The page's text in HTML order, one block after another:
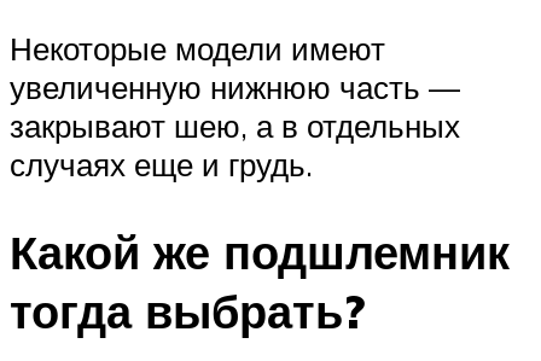
Некоторые модели имеют
увеличенную нижнюю часть —
закрывают шею, а в отдельных
случаях еще и грудь.
Какой же подшлемник
тогда выбрать?